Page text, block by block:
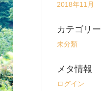
2018年11月
カテゴリー
未分類
メタ情報
ログイン